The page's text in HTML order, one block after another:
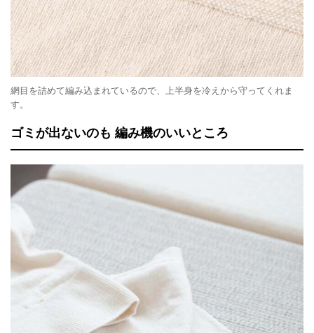
網目を詰めて編み込まれているので、上半身を冷えから守ってくれま
す。
ゴミが出ないのも 編み機のいいところ